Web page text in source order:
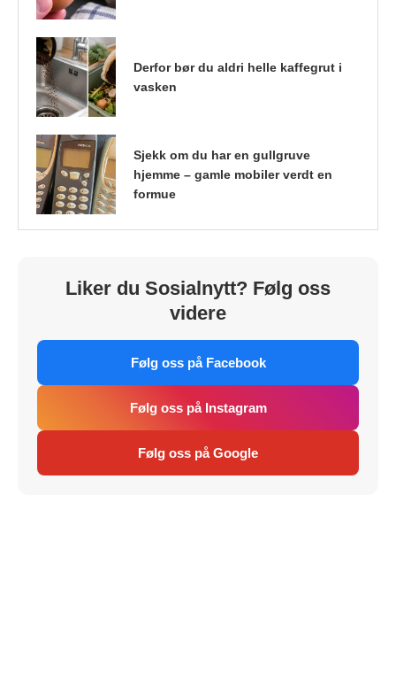
Derfor bør du aldri helle kaffegrut i
vasken
Sjekk om du har en gullgruve
hjemme – gamle mobiler verdt en
formue
Liker du Sosialnytt? Følg oss
videre
Følg oss på Facebook
Følg oss på Instagram
Følg oss på Google